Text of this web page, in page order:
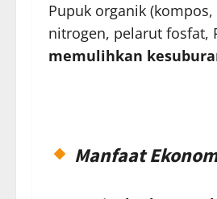
Pupuk organik
nitrogen, pelarut fosfat,
memulihkan
Manfaat